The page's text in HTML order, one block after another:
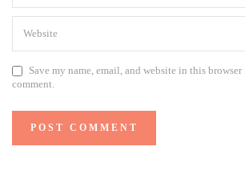
Save my name, email, and website in this
comment.